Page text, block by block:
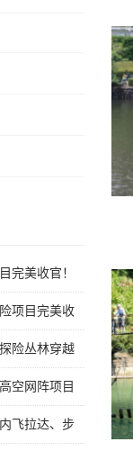
完美收官！
项目完美收
险丛林穿越
空网阵项目
飞拉达、步